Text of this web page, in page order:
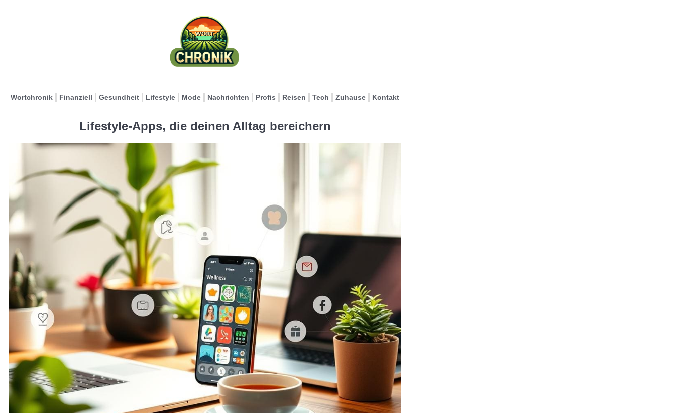
Wortchronik Finanziell Gesundheit Lifestyle Mode Nachrichten Profis Reisen Tech Zuhause Kontakt
Lifestyle-Apps, die deinen Alltag bereichern